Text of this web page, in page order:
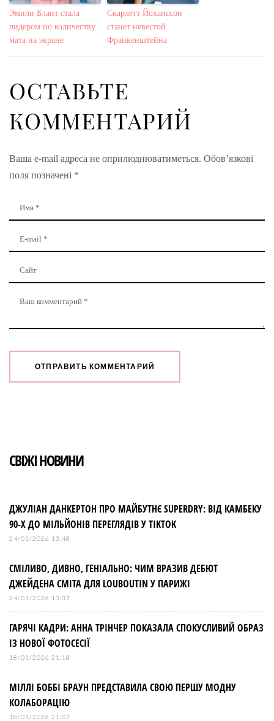
Эмили Блант стала
лидером по количеству
мата на экране
Скарлетт Йоханссон
станет невестой
Франкенштейна
ОСТАВЬТЕ
КОММЕНТАРИЙ
Ваша e-mail адреса не оприлюднюватиметься. Обов’язкові
поля позначені *
СВІЖІ НОВИНИ
ДЖУЛІАН ДАНКЕРТОН ПРО МАЙБУТНЄ SUPERDRY: ВІД КАМБЕКУ
90-Х ДО МІЛЬЙОНІВ ПЕРЕГЛЯДІВ У TIKTOK
24/01/2026 13:48
СМІЛИВО, ДИВНО, ГЕНІАЛЬНО: ЧИМ ВРАЗИВ ДЕБЮТ
ДЖЕЙДЕНА СМІТА ДЛЯ LOUBOUTIN У ПАРИЖІ
24/01/2026 13:37
ГАРЯЧІ КАДРИ: АННА ТРІНЧЕР ПОКАЗАЛА СПОКУСЛИВИЙ ОБРАЗ
ІЗ НОВОЇ ФОТОСЕСІЇ
18/01/2026 21:18
МІЛЛІ БОББІ БРАУН ПРЕДСТАВИЛА СВОЮ ПЕРШУ МОДНУ
КОЛАБОРАЦІЮ
18/01/2026 21:07